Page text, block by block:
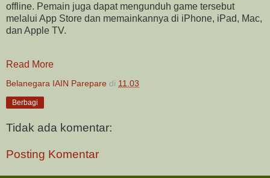
offline. Pemain juga dapat mengunduh game tersebut
melalui App Store dan memainkannya di iPhone, iPad, Mac,
dan Apple TV.
Read More
Belanegara IAIN Parepare di 11.03
Berbagi
Tidak ada komentar:
Posting Komentar